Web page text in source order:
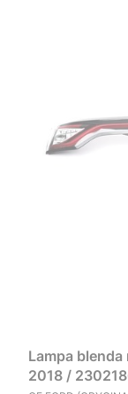
Lampa
2018 /